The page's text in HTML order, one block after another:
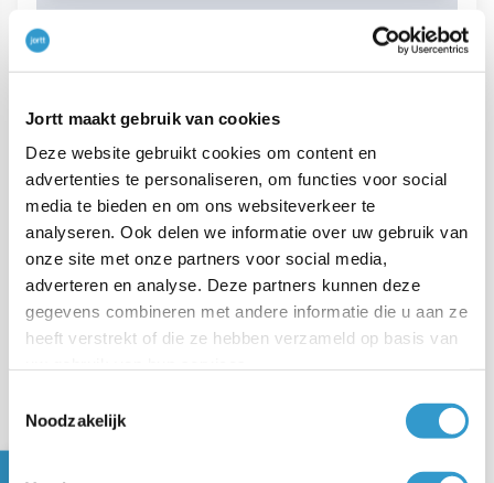
Jortt maakt gebruik van cookies
Deze website gebruikt cookies om content en
advertenties te personaliseren, om functies voor social
media te bieden en om ons websiteverkeer te
analyseren. Ook delen we informatie over uw gebruik van
onze site met onze partners voor social media,
adverteren en analyse. Deze partners kunnen deze
gegevens combineren met andere informatie die u aan ze
heeft verstrekt of die ze hebben verzameld op basis van
Noodzakelijk
Jortt past je instellingen toe op elke factuur die je voor
Kies Wijzig bij deFactuurinstellingen.
Geef de informatie op voor de klant.
Klik op Opslaan .
Extra informatie geef je op bijContactgegevens.
Je kunt viaKlantenin het linkermenu nieuwe